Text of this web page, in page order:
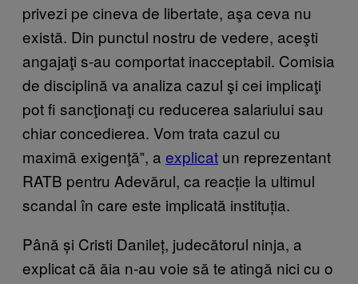
privezi pe cineva de libertate, aşa ceva nu
există. Din punctul nostru de vedere, aceşti
angajaţi s-au comportat inacceptabil. Comisia
de disciplină va analiza cazul şi cei implicaţi
pot fi sancţionaţi cu reducerea salariului sau
chiar concedierea. Vom trata cazul cu
maximă exigenţă‟, a explicat un reprezentant
RATB pentru Adevărul, ca reacție la ultimul
scandal în care este implicată instituția.
Până și Cristi Danileț, judecătorul ninja, a
explicat că ăia n-au voie să te atingă nici cu o